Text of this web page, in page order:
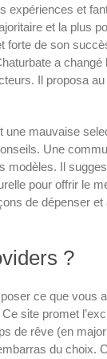
expériences et
et la plus
forte de son
a
Il proposa
une mauvaise
Une
modèles. Il
pour offrir le
de dépenser
?
ce que vous
site promet
de rêve (en
du choix.